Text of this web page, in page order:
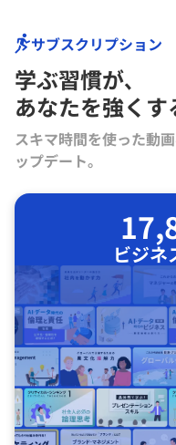
サブスクリプション
学ぶ習慣が､
あなたを強くす
スキマ時間を使った動
ップデート。
ビジネ